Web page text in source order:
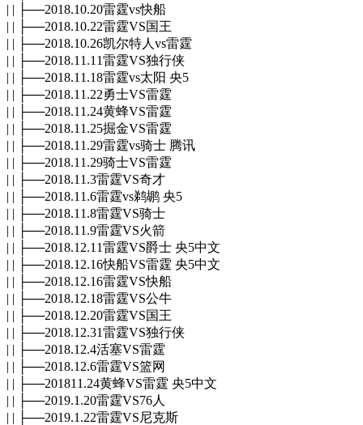
| | ├──2018.10.20雷霆vs快船
| | ├──2018.10.22雷霆VS国王
| | ├──2018.10.26凯尔特人vs雷霆
| | ├──2018.11.11雷霆VS独行侠
| | ├──2018.11.18雷霆vs太阳 央5
| | ├──2018.11.22勇士VS雷霆
| | ├──2018.11.24黄蜂VS雷霆
| | ├──2018.11.25掘金VS雷霆
| | ├──2018.11.29雷霆vs骑士 腾讯
| | ├──2018.11.29骑士VS雷霆
| | ├──2018.11.3雷霆VS奇才
| | ├──2018.11.6雷霆vs鹈鹕 央5
| | ├──2018.11.8雷霆VS骑士
| | ├──2018.11.9雷霆VS火箭
| | ├──2018.12.11雷霆VS爵士 央5中文
| | ├──2018.12.16快船VS雷霆 央5中文
| | ├──2018.12.16雷霆VS快船
| | ├──2018.12.18雷霆VS公牛
| | ├──2018.12.20雷霆VS国王
| | ├──2018.12.31雷霆VS独行侠
| | ├──2018.12.4活塞VS雷霆
| | ├──2018.12.6雷霆VS篮网
| | ├──201811.24黄蜂VS雷霆 央5中文
| | ├──2019.1.20雷霆VS76人
| | ├──2019.1.22雷霆VS尼克斯